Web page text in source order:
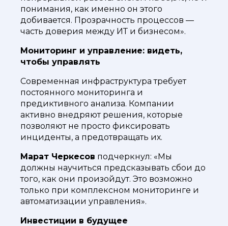
понимания, как именно он этого
добивается. Прозрачность процессов —
часть доверия между ИТ и бизнесом».
Мониторинг и управление: видеть,
чтобы управлять
Современная инфраструктура требует
постоянного мониторинга и
предиктивного анализа. Компании
активно внедряют решения, которые
позволяют не просто фиксировать
инциденты, а предотвращать их.
Марат Черкесов подчеркнул: «Мы
должны научиться предсказывать сбои до
того, как они произойдут. Это возможно
только при комплексном мониторинге и
автоматизации управления».
Инвестиции в будущее